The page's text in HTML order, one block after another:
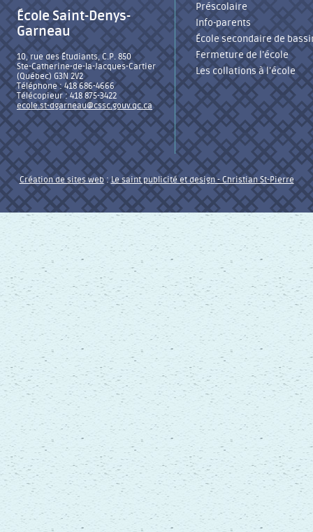
École Saint-Denys-
Garneau
10, rue des Étudiants, C.P. 850
Ste-Catherine-de-la-Jacques-Cartier
(Québec) G3N 2V2
Téléphone : 418 686-4666
Télécopieur : 418 875-3422
ecole.st-dgarneau@cssc.gouv.qc.ca
Préscolaire
Info-parents
École secondaire de
Fermeture de l’école
Les collations à l’école
Création de sites web:Le saint publicité et design- Christian St-Pierre